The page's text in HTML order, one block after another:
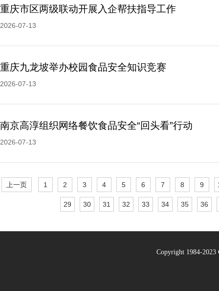
重庆市区两级联动开展入企帮扶指导工作
2026-07-13
重庆九龙坡举办校园食品安全知识竞赛
2026-07-13
南京高淳组织网络餐饮食品安全“回头看”行动
2026-07-13
上一页 1 2 3 4 5 6 7 8 9
29 30 31 32 33 34 35 36
Copyright 1984-